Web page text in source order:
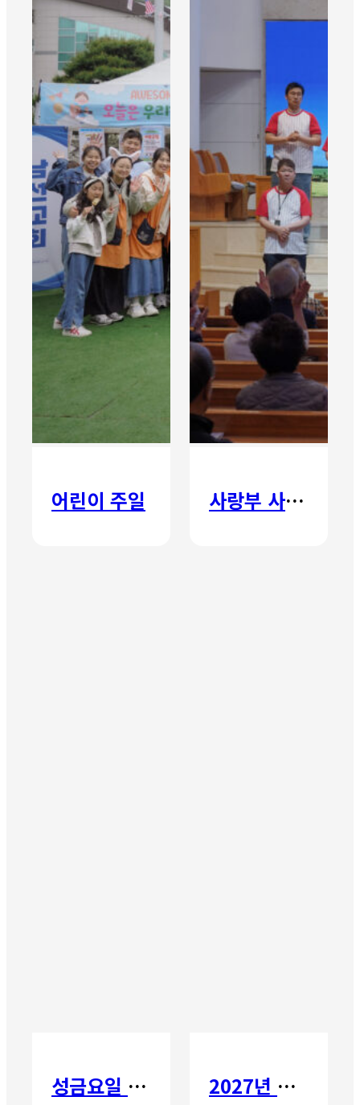
어린이 주일 사랑부 사랑주일
성금요일 칸타타 2027년 갈보리 어학원 유치부 신입생 모집